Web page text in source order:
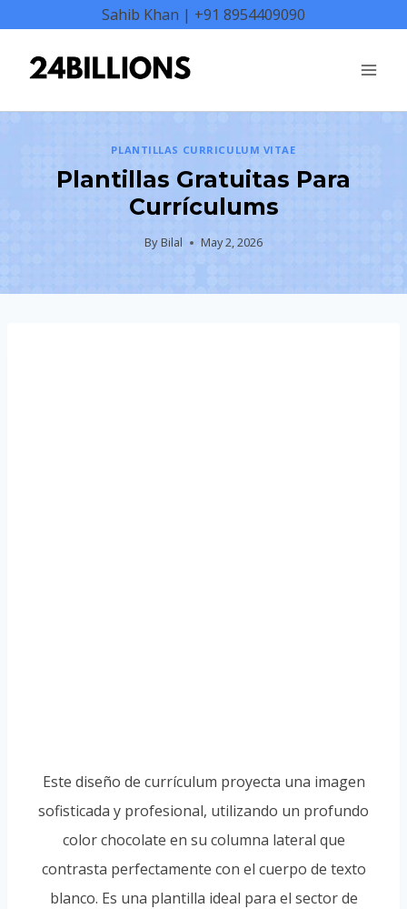
content
Sahib Khan | +91 8954409090
PLANTILLAS CURRICULUM VITAE
Plantillas Gratuitas Para
Currículums
ByBilal May 2, 2026
Este diseño de currículum proyecta una imagen
sofisticada y profesional, utilizando un profundo
color chocolate en su columna lateral que
contrasta perfectamente con el cuerpo de texto
blanco. Es una plantilla ideal para el sector de